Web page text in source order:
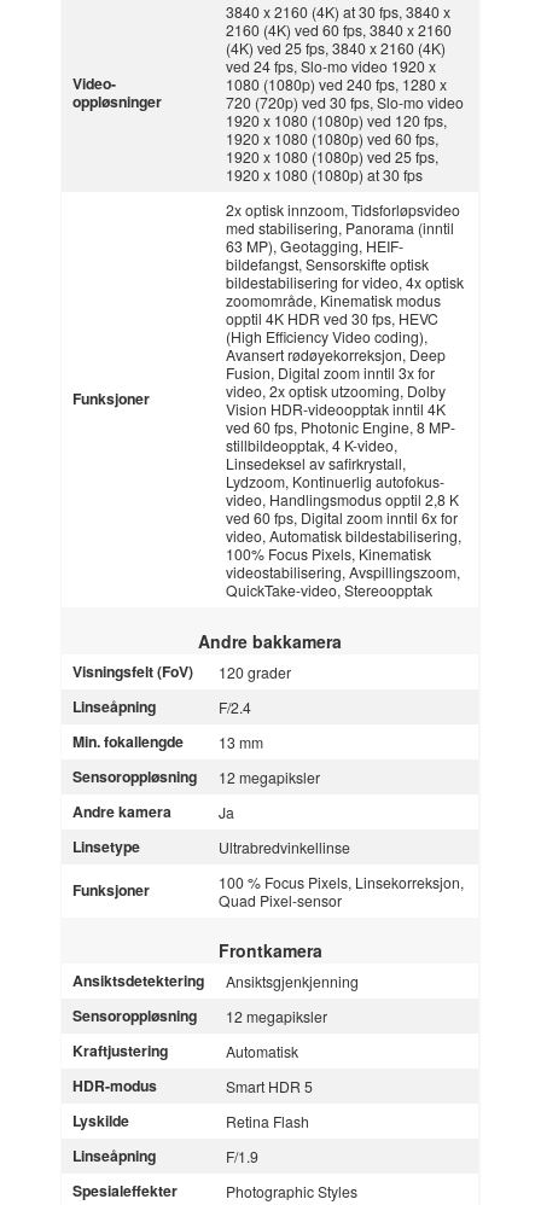
Video-
oppløsninger
3840 x 2160 (4K) at 30 fps, 3840 x
2160 (4K) ved 60 fps, 3840 x 2160
(4K) ved 25 fps, 3840 x 2160 (4K)
ved 24 fps, Slo-mo video 1920 x
1080 (1080p) ved 240 fps, 1280 x
720 (720p) ved 30 fps, Slo-mo video
1920 x 1080 (1080p) ved 120 fps,
1920 x 1080 (1080p) ved 60 fps,
1920 x 1080 (1080p) ved 25 fps,
1920 x 1080 (1080p) at 30 fps
Funksjoner
2x optisk innzoom, Tidsforløpsvideo
med stabilisering, Panorama (inntil
63 MP), Geotagging, HEIF-
bildefangst, Sensorskifte optisk
bildestabilisering for video, 4x optisk
zoomområde, Kinematisk modus
opptil 4K HDR ved 30 fps, HEVC
(High Efficiency Video coding),
Avansert rødøyekorreksjon, Deep
Fusion, Digital zoom inntil 3x for
video, 2x optisk utzooming, Dolby
Vision HDR-videoopptak inntil 4K
ved 60 fps, Photonic Engine, 8 MP-
stillbildeopptak, 4 K-video,
Linsedeksel av safirkrystall,
Lydzoom, Kontinuerlig autofokus-
video, Handlingsmodus opptil 2,8 K
ved 60 fps, Digital zoom inntil 6x for
video, Automatisk bildestabilisering,
100% Focus Pixels, Kinematisk
videostabilisering, Avspillingszoom,
QuickTake-video, Stereoopptak
Andre bakkamera
Visningsfelt (FoV) 120 grader
Linseåpning F/2.4
Min. fokallengde 13 mm
Sensoroppløsning 12 megapiksler
Andre kamera Ja
Linsetype Ultrabredvinkellinse
Funksjoner
100 % Focus Pixels, Linsekorreksjon,
Quad Pixel-sensor
Frontkamera
Ansiktsdetektering Ansiktsgjenkjenning
Sensoroppløsning 12 megapiksler
Kraftjustering Automatisk
HDR-modus Smart HDR 5
Lyskilde Retina Flash
Linseåpning F/1.9
Spesialeffekter Photographic Styles